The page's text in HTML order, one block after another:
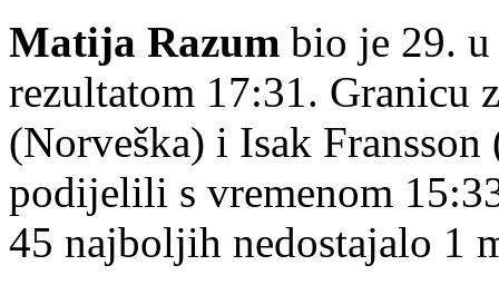
Matija Razum bio je 29.
rezultatom 17:31.
(Norveška) i Isak
podijelili s vremenom
45 najboljih nedostajalo 1